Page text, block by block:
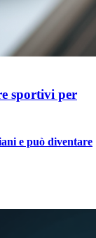
sportivi per
e può diventare